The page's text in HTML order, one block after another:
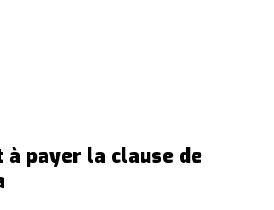
à payer la clause de